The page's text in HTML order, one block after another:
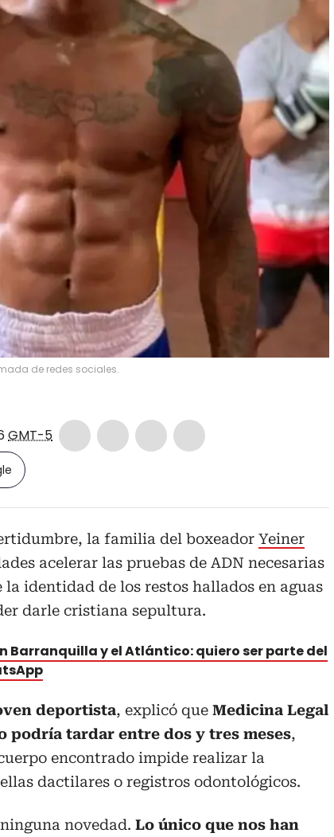
de redes sociales.
GMT-5
la familia del boxeador Yeiner
acelerar las pruebas de ADN necesarias
identidad de los restos hallados en aguas
darle cristiana sepultura.
Barranquilla y el Atlántico: quiero ser parte del
deportista, explicó que Medicina Legal
podría tardar entre dos y tres meses,
encontrado impide realizar la
dactilares o registros odontológicos.
novedad. Lo único que nos han